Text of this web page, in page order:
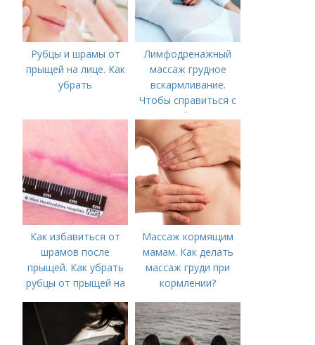
Рубцы и шрамы от
прыщей на лице. Как
убрать
Лимфодренажный
массаж грудное
вскармливание.
Чтобы справиться с
нагрубанием,
необходимо
предпринять
следующие действия:
Как избавиться от
шрамов после
прыщей. Как убрать
рубцы от прыщей на
Массаж кормящим
мамам. Как делать
массаж груди при
кормлении?